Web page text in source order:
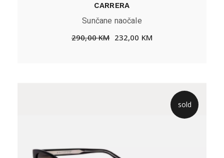
CARRERA
Sunčane naočale
290,00KM 232,00 KM
sold